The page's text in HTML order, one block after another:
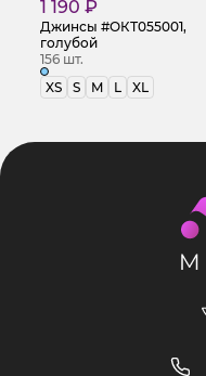
1 190 ₽
Джинсы #ОКТ055001,
голубой
156 шт.
XS
S M L XL